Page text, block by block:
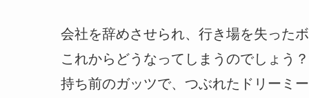
会社を辞めさせられ、行き場を失った
これからどうなってしまうのでしょう？
持ち前のガッツで、つぶれたドリーミ